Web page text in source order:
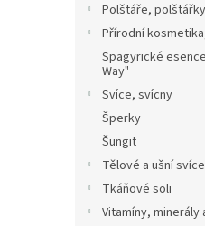
Polštáře, polštářky
Přírodní
Spagyrické
Way"
Svíce, svícny
Šperky
Šungit
Tělové a ušní
Tkáňové soli
Vitamíny,